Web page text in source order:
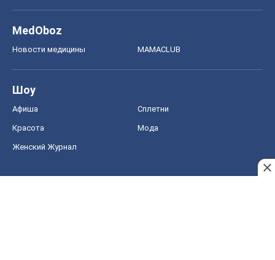
MedOboz
Новости медицины MAMACLUB
Шоу
Афиша Сплетни
Красота Мода
Женский Журнал